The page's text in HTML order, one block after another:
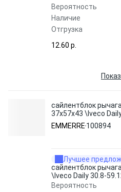
Вероятность
Наличие
Отгрузка
12.60 p.
сайлентблок
37x57x43 \Iveco
EMMERRE
EMMERRE 100894
Лучшее
сайлентблок
\Iveco Daily 30.8-
Вероятность